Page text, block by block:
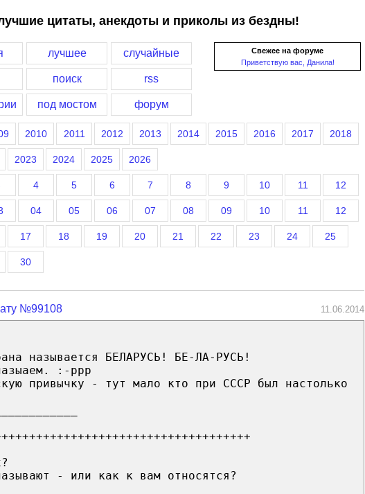
цитаты, анекдоты и приколы из бездны!
Свежее на форуме
Приветствую вас, Данила!
лучшее случайные
поиск rss
под мостом форум
2010 2011 2012 2013 2014 2015 2016 2017 2018
2023 2024 2025 2026
4 5 6 7 8 9 10 11 12
04 05 06 07 08 09 10 11 12
17 18 19 20 21 22 23 24 25
30
№99108 11.06.2014
называется БЕЛАРУСЬ! БЕ-ЛА-РУСЬ!
:-ррр
привычку - тут мало кто при СССР был настолько
- или как к вам относятся?